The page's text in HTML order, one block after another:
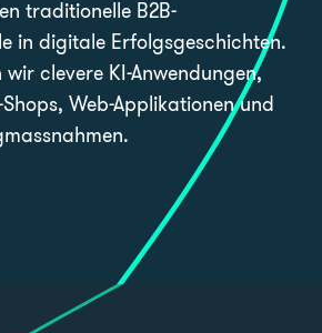
traditionelle B2B-
in digitale Erfolgsgeschichten.
clevere KI-Anwendungen,
Web-Applikationen und